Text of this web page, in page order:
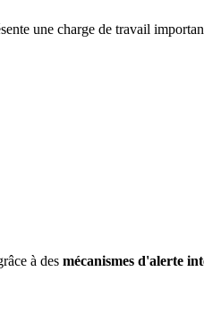
une charge de travail
à des mécanismes d'alerte